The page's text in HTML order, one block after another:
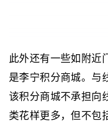
此外还有一些如附近
是李宁积分商城。与
该积分商城不承担向
类花样更多，但不包